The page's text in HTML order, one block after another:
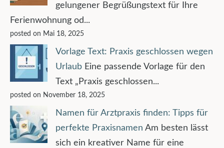
gelungener Begrüßungstext für Ihre
Ferienwohnung od...
posted on Mai 18, 2025
Vorlage Text: Praxis geschlossen wegen
Urlaub Eine passende Vorlage für den
Text „Praxis geschlossen...
posted on November 18, 2025
Namen für Arztpraxis finden: Tipps für
perfekte Praxisnamen Am besten lässt
sich ein kreativer Name für eine